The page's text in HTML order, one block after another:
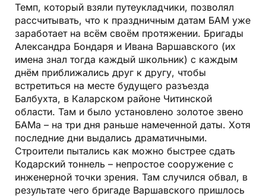
Темп, который взяли путеукладчики, позволял
рассчитывать, что к праздничным датам БАМ уже
заработает на всём своём протяжении. Бригады
Александра Бондаря и Ивана Варшавского (их
имена знал тогда каждый школьник) с каждым
днём приближались друг к другу, чтобы
встретиться на месте будущего разъезда
Балбухта, в Каларском районе Читинской
области. Там и было установлено золотое звено
БАМа – на три дня раньше намеченной даты. Хотя
последние дни выдались драматичными.
Строители пытались как можно быстрее сдать
Кодарский тоннель – непростое сооружение с
инженерной точки зрения. Там случился обвал, в
результате чего бригаде Варшавского пришлось